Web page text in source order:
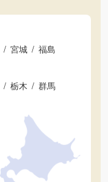
宮城 福島
栃木
群馬